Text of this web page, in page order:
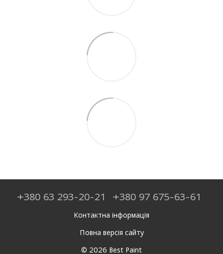
+380 63 293-20-21 +380 97 675-63-61
Контактна інформація
Повна версія сайту
© 2026 Best Paint